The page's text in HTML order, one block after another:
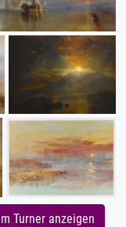
Turner anzeigen